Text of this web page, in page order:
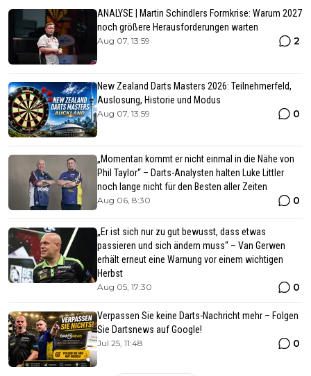
ANALYSE | Martin Schindlers Formkrise: Warum 2027
noch größere Herausforderungen warten
Aug 07, 13:59 2
New Zealand Darts Masters 2026: Teilnehmerfeld,
Auslosung, Historie und Modus
Aug 07, 13:59 0
„Momentan kommt er nicht einmal in die Nähe von
Phil Taylor“ – Darts-Analysten halten Luke Littler
noch lange nicht für den Besten aller Zeiten
Aug 06, 8:30 0
„Er ist sich nur zu gut bewusst, dass etwas
passieren und sich ändern muss“ – Van Gerwen
erhält erneut eine Warnung vor einem wichtigen
Herbst
Aug 05, 17:30 0
Verpassen Sie keine Darts-Nachricht mehr – Folgen
Sie Dartsnews auf Google!
Jul 25, 11:48 0